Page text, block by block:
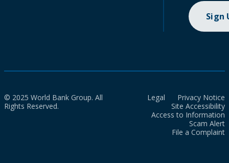
Sign
© 2025 World Bank Group. All
Rights Reserved.
Legal
Privacy Notice
Site Accessibility
Access to Information
Scam Alert
File a Complaint